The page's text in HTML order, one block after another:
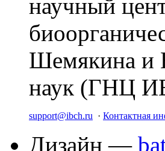
научный
Шемякина и
наук (ГНЦ
support@ibch.ru · Контактная
Дизайн —